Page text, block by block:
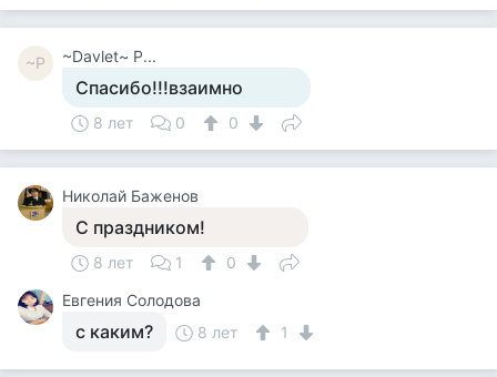
~P ~Davlet~ P...
Спасибо!!!взаимно
8 лет 0 0
Николай Баженов
С праздником!
8 лет 1
0
Евгения Солодова
с каким? 8 лет 1